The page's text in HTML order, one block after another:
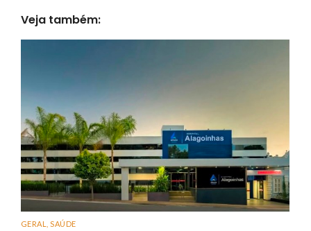
Veja também:
GERAL SAÚDE